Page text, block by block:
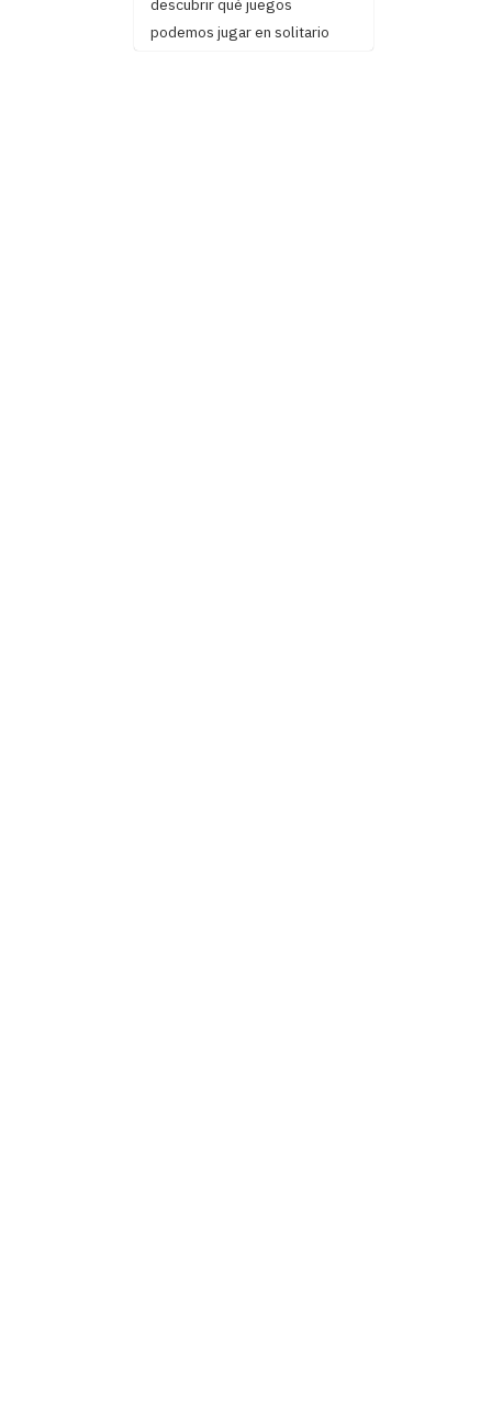
descubrir qué juegos
podemos jugar en solitario